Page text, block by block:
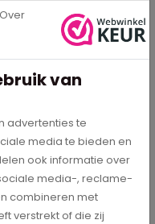
de muur? Ga voor de
In meerdere opties leverbaar
Over
van
advertenties te
media te bieden en
ook informatie over
media-, reclame-
combineren met
verstrekt of die zij